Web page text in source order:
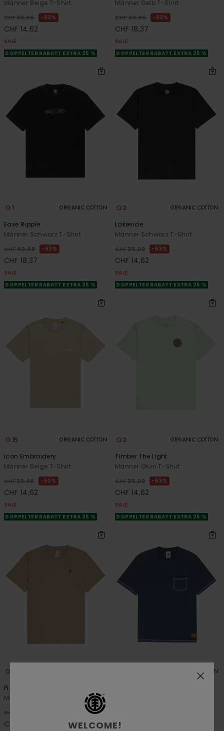
Männer Beige T-Shirt
CHF 39,00 63%
CHF 14,62
SALE
DOPPELTER RABATT EXTRA 25 %
Männer Gelb T-Shirt
CHF 49,00 63%
CHF 18,37
SALE
DOPPELTER RABATT EXTRA 25 %
1 ORGANIC COTTON
Eaxe Ripple
Männer Schwarz T-Shirt
CHF 49,00 63%
CHF 18,37
SALE
DOPPELTER RABATT EXTRA 25 %
2 ORGANIC COTTON
Lakeside
Männer Schwarz T-Shirt
CHF 39,00 63%
CHF 14,62
SALE
DOPPELTER RABATT EXTRA 25 %
15 ORGANIC COTTON
Icon Embroidery
Männer Beige T-Shirt
CHF 39,00 63%
CHF 14,62
SALE
DOPPELTER RABATT EXTRA 25 %
2 ORGANIC COTTON
Timber The Light
Männer Grün T-Shirt
CHF 39,00 63%
CHF 14,62
SALE
DOPPELTER RABATT EXTRA 25 %
Pizza
Männer Beige T-Shirt
CHF 39,00
CHF 14,62
ORGANIC COTTON
CHF 18,37
WELCOME!